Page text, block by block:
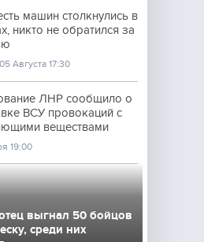
машин столкнулись в
никто не обратился за
05 Августа 17:30
ЛНР сообщило о
ВСУ провокаций с
веществами
19:00
выгнал 50 бойцов
среди них